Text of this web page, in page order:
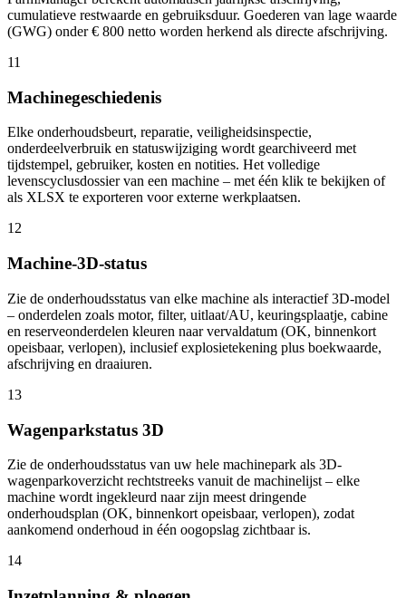
cumulatieve restwaarde en gebruiksduur. Goederen van lage waarde
(GWG) onder € 800 netto worden herkend als directe afschrijving.
11
Machinegeschiedenis
Elke onderhoudsbeurt, reparatie, veiligheidsinspectie,
onderdeelverbruik en statuswijziging wordt gearchiveerd met
tijdstempel, gebruiker, kosten en notities. Het volledige
levenscyclusdossier van een machine – met één klik te bekijken of
als XLSX te exporteren voor externe werkplaatsen.
12
Machine-3D-status
Zie de onderhoudsstatus van elke machine als interactief 3D-model
– onderdelen zoals motor, filter, uitlaat/AU, keuringsplaatje, cabine
en reserveonderdelen kleuren naar vervaldatum (OK, binnenkort
opeisbaar, verlopen), inclusief explosietekening plus boekwaarde,
afschrijving en draaiuren.
13
Wagenparkstatus 3D
Zie de onderhoudsstatus van uw hele machinepark als 3D-
wagenparkoverzicht rechtstreeks vanuit de machinelijst – elke
machine wordt ingekleurd naar zijn meest dringende
onderhoudsplan (OK, binnenkort opeisbaar, verlopen), zodat
aankomend onderhoud in één oogopslag zichtbaar is.
14